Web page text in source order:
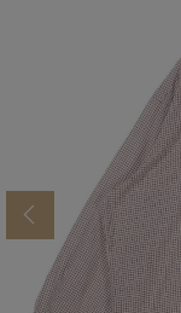
店舗紹介
ブランドから探す
年代から探す